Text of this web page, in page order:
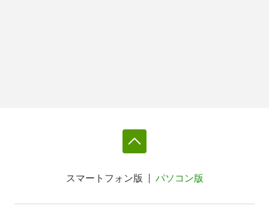
スマートフォン版 パソコン版